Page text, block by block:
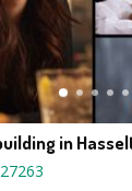
in
27263